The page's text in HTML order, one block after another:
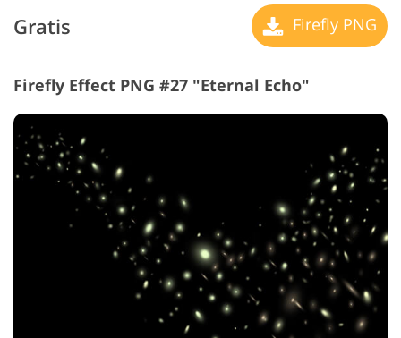
Gratis Firefly PNG
Firefly Effect PNG #27 "Eternal Echo"